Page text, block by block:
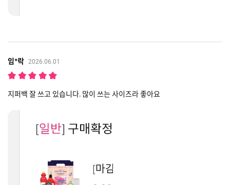
임*락 2026.06.01
지퍼백 잘 쓰고 있습니다. 많이 쓰는 사이즈라 좋아요